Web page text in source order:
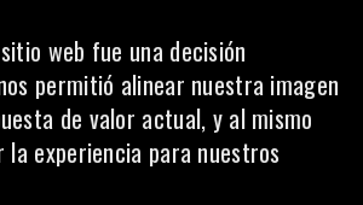
web fue una decisión
permitió alinear nuestra imagen
de valor actual, y al mismo
experiencia para nuestros